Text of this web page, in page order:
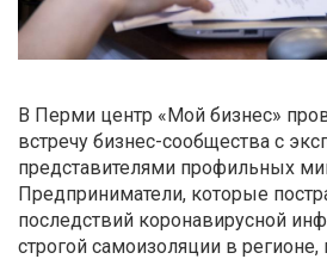
В Перми центр «Мой бизнес»
встречу бизнес-сообщества с
представителями профильных
Предприниматели, которые
последствий коронавирусной
строгой самоизоляции в регионе,